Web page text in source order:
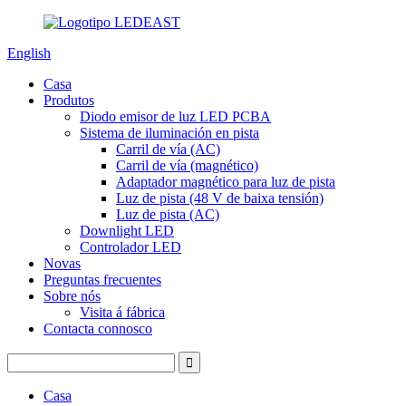
English
Casa
Produtos
Diodo emisor de luz LED PCBA
Sistema de iluminación en pista
Carril de vía (AC)
Carril de vía (magnético)
Adaptador magnético para luz de pista
Luz de pista (48 V de baixa tensión)
Luz de pista (AC)
Downlight LED
Controlador LED
Novas
Preguntas frecuentes
Sobre nós
Visita á fábrica
Contacta connosco
Casa